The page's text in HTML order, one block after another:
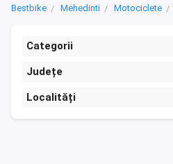
Bestbike Mehedinti Motociclete
Categorii
Județe
Localități